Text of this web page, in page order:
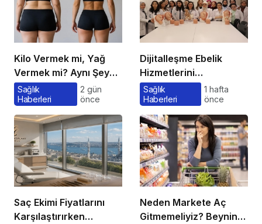
Kilo Vermek mi, Yağ
Vermek mi? Aynı Şey
Sanıyoruz Ama Değil!
Sağlık
Haberleri
2 gün
önce
Dijitalleşme Ebelik
Hizmetlerini
Dönüştürüyor
Sağlık
Haberleri
1 hafta
önce
Saç Ekimi Fiyatlarını
Karşılaştırırken
Neden Markete Aç
Gitmemeliyiz? Beynin